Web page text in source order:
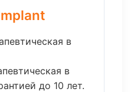
в
в
до 10 лет.